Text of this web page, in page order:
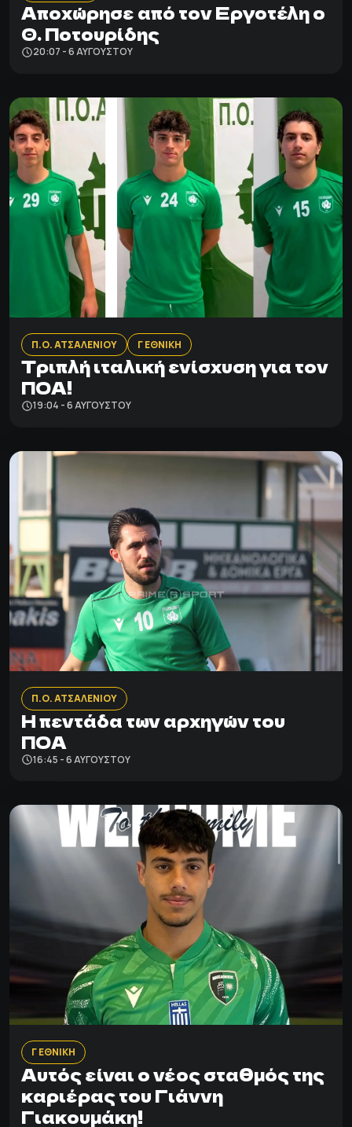
Αποχώρησε από τον Εργοτέλη ο
Θ. Ποτουρίδης
20:07 - 6 ΑΥΓΟΎΣΤΟΥ
Π.Ο. ΑΤΣΑΛΕΝΙΟΥ Γ ΕΘΝΙΚΗ
Τριπλή ιταλική ενίσχυση για τον
ΠΟΑ!
19:04 - 6 ΑΥΓΟΎΣΤΟΥ
Π.Ο. ΑΤΣΑΛΕΝΙΟΥ
Η πεντάδα των αρχηγών του
ΠΟΑ
16:45 - 6 ΑΥΓΟΎΣΤΟΥ
Γ ΕΘΝΙΚΗ
Αυτός είναι ο νέος σταθμός της
καριέρας του Γιάννη
Γιακουμάκη!